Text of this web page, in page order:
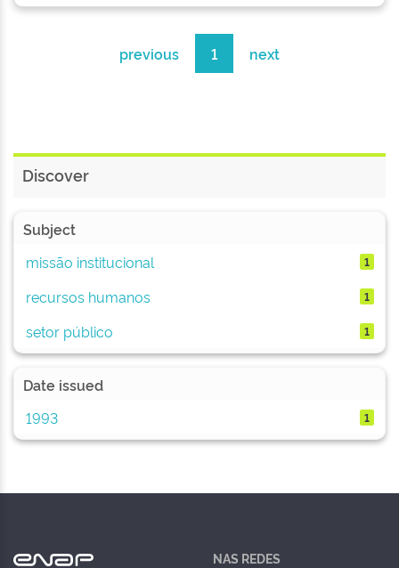
previous 1 next
Discover
Subject
missão institucional
1
recursos humanos 1
setor público 1
Date issued
1993
1
NAS REDES